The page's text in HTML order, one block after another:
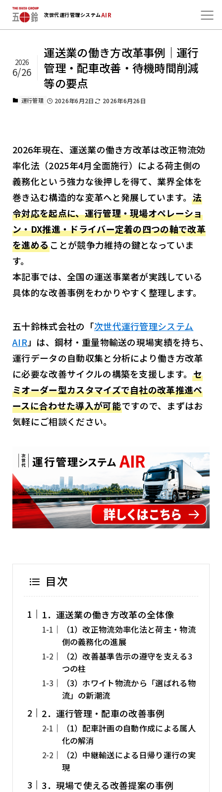
次世代運行管理システムAIR
運送業の働き方改革事例｜運行
管理・配車改善・待機時間削減
等の要点
2026
6/26
運行管理 2026年6月2日 2026年6月26日
2026年現在、運送業の働き方改革は改正物流効
率化法（2025年4月全面施行）による荷主側の
義務化という強力な後押しを得て、業界全体を
巻き込む構造的な変革へと発展しています。法
令対応を起点に、運行管理・現場オペレーショ
ン・DX推進・ドライバー定着の四つの軸で改革
を進めることが競争力維持の鍵となっていま
す。
本記事では、全国の運送事業者が実践している
具体的な改善事例をわかりやすく整理します。
五十鈴株式会社の「次世代運行管理システム
AIR 」は、鋼材・重量物輸送の現場実績を持ち、
運行データの自動収集と分析により働き方改革
に必要な改善サイクルの構築を支援します。セ
ミオーダー型カスタマイズで自社の改革推進ペ
ースに合わせた導入が可能ですので、まずはお
気軽にご相談ください。
目次
1．運送業の働き方改革の全体像
（1）改正物流効率化法と荷主・物流
側の義務化の進展
（2）改善基準告示の遵守を支える3
つの柱
（3）ホワイト物流から「選ばれる物
流」の新潮流
2．運行管理・配車の改善事例
（1）配車計画の自動作成による属人
化の解消
（2）中継輸送による日帰り運行の実
現
3．現場で使える改善提案の事例